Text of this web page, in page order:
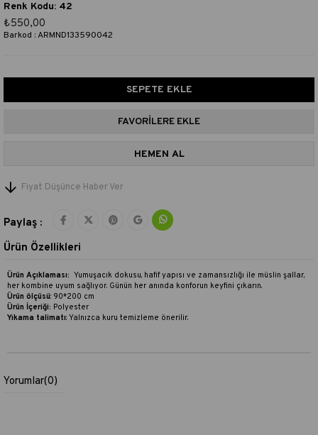
Renk Kodu: 42
₺550,00
Barkod :ARMND133590042
FAVORILERE EKLE
Fiyat Düşünce Haber Ver
Paylaş :
Ürün Özellikleri
Ürün Açıklaması: Yumuşacık dokusu, hafif yapısı ve zamansızlığı ile müslin şallar,
her kombine uyum sağlıyor. Günün her anında konforun keyfini çıkarın.
Ürün ölçüsü: 90*200 cm
Ürün İçeriği: Polyester
Yıkama talimatı: Yalnızca kuru temizleme önerilir.
Yorumlar(0)